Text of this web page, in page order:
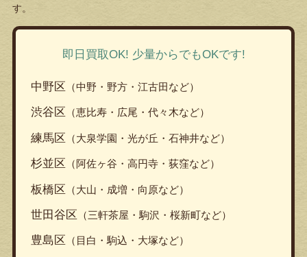
す。
即日買取OK! 少量からでもOKです!
中野区 （中野・野方・江古田など）
渋谷区 （恵比寿・広尾・代々木など）
練馬区 （大泉学園・光が丘・石神井など）
杉並区 （阿佐ヶ谷・高円寺・荻窪など）
板橋区 （大山・成増・向原など）
世田谷区 （三軒茶屋・駒沢・桜新町など）
豊島区 （目白・駒込・大塚など）